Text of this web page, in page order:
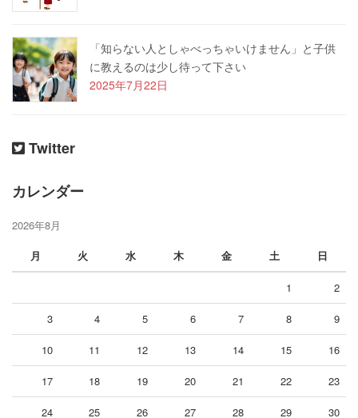
「知らない人としゃべっちゃいけません」と子供
に教えるのは少し待って下さい
2025年7月22日
Twitter
カレンダー
2026年8月
月
火 水 木 金 土 日
1 2
3 4 5 6 7 8 9
10 11 12 13 14 15 16
17 18 19 20 21 22 23
24 25 26 27 28 29 30